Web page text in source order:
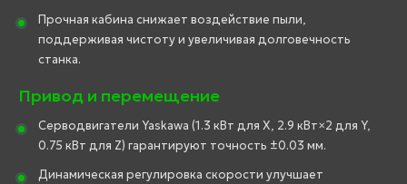
Прочная кабина снижает воздействие пыли,
поддерживая чистоту и увеличивая долговечность
станка.
Привод и перемещение
Серводвигатели Yaskawa (1.3 кВт для X, 2.9 кВт×2 для Y,
0.75 кВт для Z) гарантируют точность ±0.03 мм.
Динамическая регулировка скорости улучшает